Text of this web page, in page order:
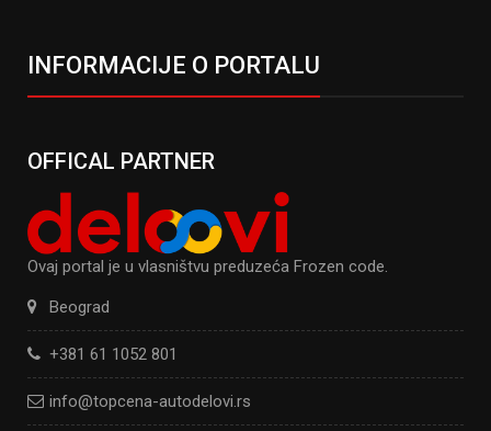
INFORMACIJE O PORTALU
OFFICAL PARTNER
Ovaj portal je u vlasništvu preduzeća Frozen code.
Beograd
+381 61 1052 801
info@topcena-autodelovi.rs